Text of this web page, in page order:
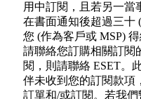
用中訂閱，且若另一當
在書面通知後超過三十
您 (作為客戶或 MSP)
請聯絡您訂購相關訂閱
閱，則請聯絡 ESET。
伴未收到您的訂閱款項
訂單和/或訂閱。若我